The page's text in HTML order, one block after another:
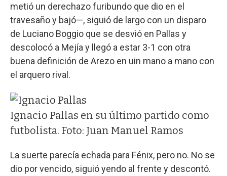
metió un derechazo furibundo que dio en el
travesaño y bajó—, siguió de largo con un disparo
de Luciano Boggio que se desvió en Pallas y
descolocó a Mejía y llegó a estar 3-1 con otra
buena definición de Arezo en uin mano a mano con
el arquero rival.
Ignacio Pallas en su último partido como
futbolista. Foto: Juan Manuel Ramos
La suerte parecía echada para Fénix, pero no. No se
dio por vencido, siguió yendo al frente y descontó.